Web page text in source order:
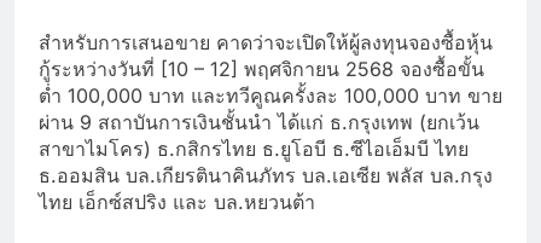
สำหรับการเสนอขาย คาดว่าจะเปิดให้ผู้ลงทุนจองซื้อหุ้น
กู้ระหว่างวันที่ [10 – 12] พฤศจิกายน 2568 จองซื้อขั้น
ต่ำ 100,000 บาท และทวีคูณครั้งละ 100,000 บาท ขาย
ผ่าน 9 สถาบันการเงินชั้นนำ ได้แก่ ธ.กรุงเทพ (ยกเว้น
สาขาไมโคร) ธ.กสิกรไทย ธ.ยูโอบี ธ.ซีไอเอ็มบี ไทย
ธ.ออมสิน บล.เกียรตินาคินภัทร บล.เอเซีย พลัส บล.กรุง
ไทย เอ็กซ์สปริง และ บล.หยวนต้า